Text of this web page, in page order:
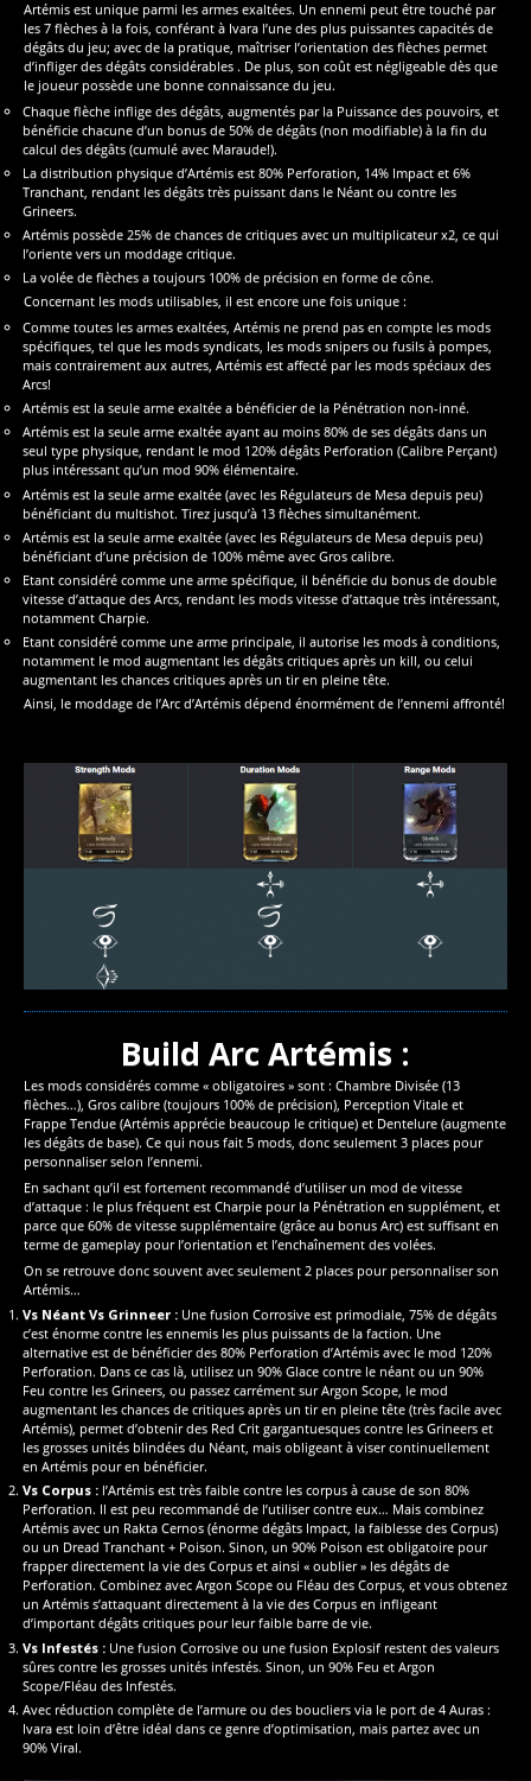
Artémis est unique parmi les armes exaltées. Un ennemi peut être touché par
les 7 flèches à la fois, conférant à Ivara l’une des plus puissantes capacités de
dégâts du jeu; avec de la pratique, maîtriser l’orientation des flèches permet
d’infliger des dégâts considérables . De plus, son coût est négligeable dès que
le joueur possède une bonne connaissance du jeu.
Chaque flèche inflige des dégâts, augmentés par la Puissance des pouvoirs, et
bénéficie chacune d’un bonus de 50% de dégâts (non modifiable) à la fin du
calcul des dégâts (cumulé avec Maraude!).
La distribution physique d’Artémis est 80% Perforation, 14% Impact et 6%
Tranchant, rendant les dégâts très puissant dans le Néant ou contre les
Grineers.
Artémis possède 25% de chances de critiques avec un multiplicateur x2, ce qui
l’oriente vers un moddage critique.
La volée de flèches a toujours 100% de précision en forme de cône.
Concernant les mods utilisables, il est encore une fois unique :
Comme toutes les armes exaltées, Artémis ne prend pas en compte les mods
spécifiques, tel que les mods syndicats, les mods snipers ou fusils à pompes,
mais contrairement aux autres, Artémis est affecté par les mods spéciaux des
Arcs!
Artémis est la seule arme exaltée a bénéficier de la Pénétration non-inné.
Artémis est la seule arme exaltée ayant au moins 80% de ses dégâts dans un
seul type physique, rendant le mod 120% dégâts Perforation (Calibre Perçant)
plus intéressant qu’un mod 90% élémentaire.
Artémis est la seule arme exaltée (avec les Régulateurs de Mesa depuis peu)
bénéficiant du multishot. Tirez jusqu’à 13 flèches simultanément.
Artémis est la seule arme exaltée (avec les Régulateurs de Mesa depuis peu)
bénéficiant d’une précision de 100% même avec Gros calibre.
Etant considéré comme une arme spécifique, il bénéficie du bonus de double
vitesse d’attaque des Arcs, rendant les mods vitesse d’attaque très intéressant,
notamment Charpie.
Etant considéré comme une arme principale, il autorise les mods à conditions,
notamment le mod augmentant les dégâts critiques après un kill, ou celui
augmentant les chances critiques après un tir en pleine tête.
Ainsi, le moddage de l’Arc d’Artémis dépend énormément de l’ennemi affronté!
Build Arc Artémis :
Les mods considérés comme « obligatoires » sont : Chambre Divisée (13
flèches…), Gros calibre (toujours 100% de précision), Perception Vitale et
Frappe Tendue (Artémis apprécie beaucoup le critique) et Dentelure (augmente
les dégâts de base). Ce qui nous fait 5 mods, donc seulement 3 places pour
personnaliser selon l’ennemi.
En sachant qu’il est fortement recommandé d’utiliser un mod de vitesse
d’attaque : le plus fréquent est Charpie pour la Pénétration en supplément, et
parce que 60% de vitesse supplémentaire (grâce au bonus Arc) est suffisant en
terme de gameplay pour l’orientation et l’enchaînement des volées.
On se retrouve donc souvent avec seulement 2 places pour personnaliser son
Artémis…
Vs Néant Vs Grinneer : Une fusion Corrosive est primodiale, 75% de dégâts
c’est énorme contre les ennemis les plus puissants de la faction. Une
alternative est de bénéficier des 80% Perforation d’Artémis avec le mod 120%
Perforation. Dans ce cas là, utilisez un 90% Glace contre le néant ou un 90%
Feu contre les Grineers, ou passez carrément sur Argon Scope, le mod
augmentant les chances de critiques après un tir en pleine tête (très facile avec
Artémis), permet d’obtenir des Red Crit gargantuesques contre les Grineers et
les grosses unités blindées du Néant, mais obligeant à viser continuellement
en Artémis pour en bénéficier.
Vs Corpus : l’Artémis est très faible contre les corpus à cause de son 80%
Perforation. Il est peu recommandé de l’utiliser contre eux… Mais combinez
Artémis avec un Rakta Cernos (énorme dégâts Impact, la faiblesse des Corpus)
ou un Dread Tranchant + Poison. Sinon, un 90% Poison est obligatoire pour
frapper directement la vie des Corpus et ainsi « oublier » les dégâts de
Perforation. Combinez avec Argon Scope ou Fléau des Corpus, et vous obtenez
un Artémis s’attaquant directement à la vie des Corpus en infligeant
d’important dégâts critiques pour leur faible barre de vie.
Vs Infestés : Une fusion Corrosive ou une fusion Explosif restent des valeurs
sûres contre les grosses unités infestés. Sinon, un 90% Feu et Argon
Scope/Fléau des Infestés.
Avec réduction complète de l’armure ou des boucliers via le port de 4 Auras :
Ivara est loin d’être idéal dans ce genre d’optimisation, mais partez avec un
90% Viral.